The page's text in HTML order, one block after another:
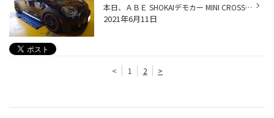
本日、ＡＢＥ SHOKAIデモカー MINI CROSSOVER(F60)が来店いたしました。 今日は、そのデモカーを紹介したいと思います。 タイヤホイールは１９インチで8.5Ｊｘ１９ 225/45R19がバッチリ装着されていました。 車高はいい具合に下がり、見た目もバッチリ・・・イケテル♪♪足廻りはアイバッハのプロス...
2021年6月11日
< 1 2 >